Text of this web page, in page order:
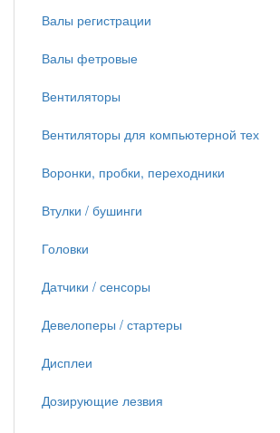
Валы регистрации
Валы фетровые
Вентиляторы
Вентиляторы для компьютерной тех
Воронки, пробки, переходники
Втулки / бушинги
Головки
Датчики / сенсоры
Девелоперы / стартеры
Дисплеи
Дозирующие лезвия